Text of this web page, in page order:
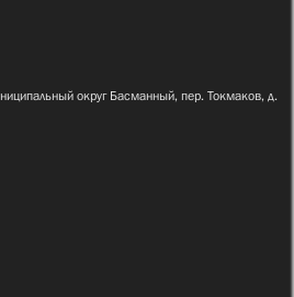
округ Басманный, пер. Токмаков, д.